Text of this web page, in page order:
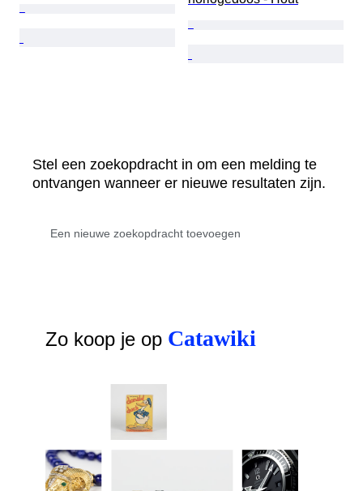
Stel een zoekopdracht in om een melding te
ontvangen wanneer er nieuwe resultaten zijn.
Zo koop je op Catawiki